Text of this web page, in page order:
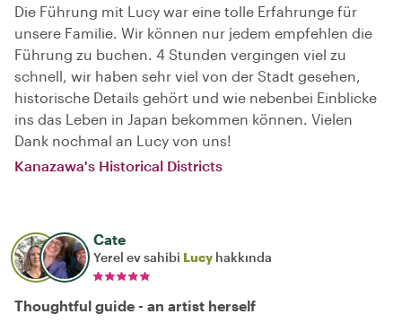
Die Führung mit Lucy war eine tolle Erfahrunge für
unsere Familie. Wir können nur jedem empfehlen die
Führung zu buchen. 4 Stunden vergingen viel zu
schnell, wir haben sehr viel von der Stadt gesehen,
historische Details gehört und wie nebenbei Einblicke
ins das Leben in Japan bekommen können. Vielen
Dank nochmal an Lucy von uns!
Kanazawa's Historical Districts
Cate
Yerel ev sahibi Lucy hakkında
Thoughtful guide - an artist herself